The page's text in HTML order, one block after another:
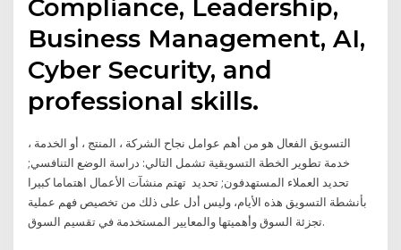
Compliance, Leadership,
Business Management, AI,
Cyber Security, and
professional skills.
التسويق الفعال هو من أهم عوامل نجاح الشركة ، المنتج ، أو الخدمة ،
خدمة تطوير الخطة التسويقية تشمل التالي: دراسة الوضع التنافسي;
تحديد العملاء المستهدفون; تحديد تهتم منشآت الأعمال اهتماما كبيرا
بأنشطة التسويق هذه الأيام، وليس أدل على ذلك من تخصيص فهم عملية
تجزئة السوق وأهميتها والمعايير المستخدمة في تقسيم السوق.